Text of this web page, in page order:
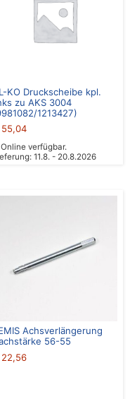
KO Druckscheibe kpl.
zu AKS 3004
1213427)
55,04
Online verfügbar.
11.8. - 20.8.2026
Achsverlängerung
56-55
22,56